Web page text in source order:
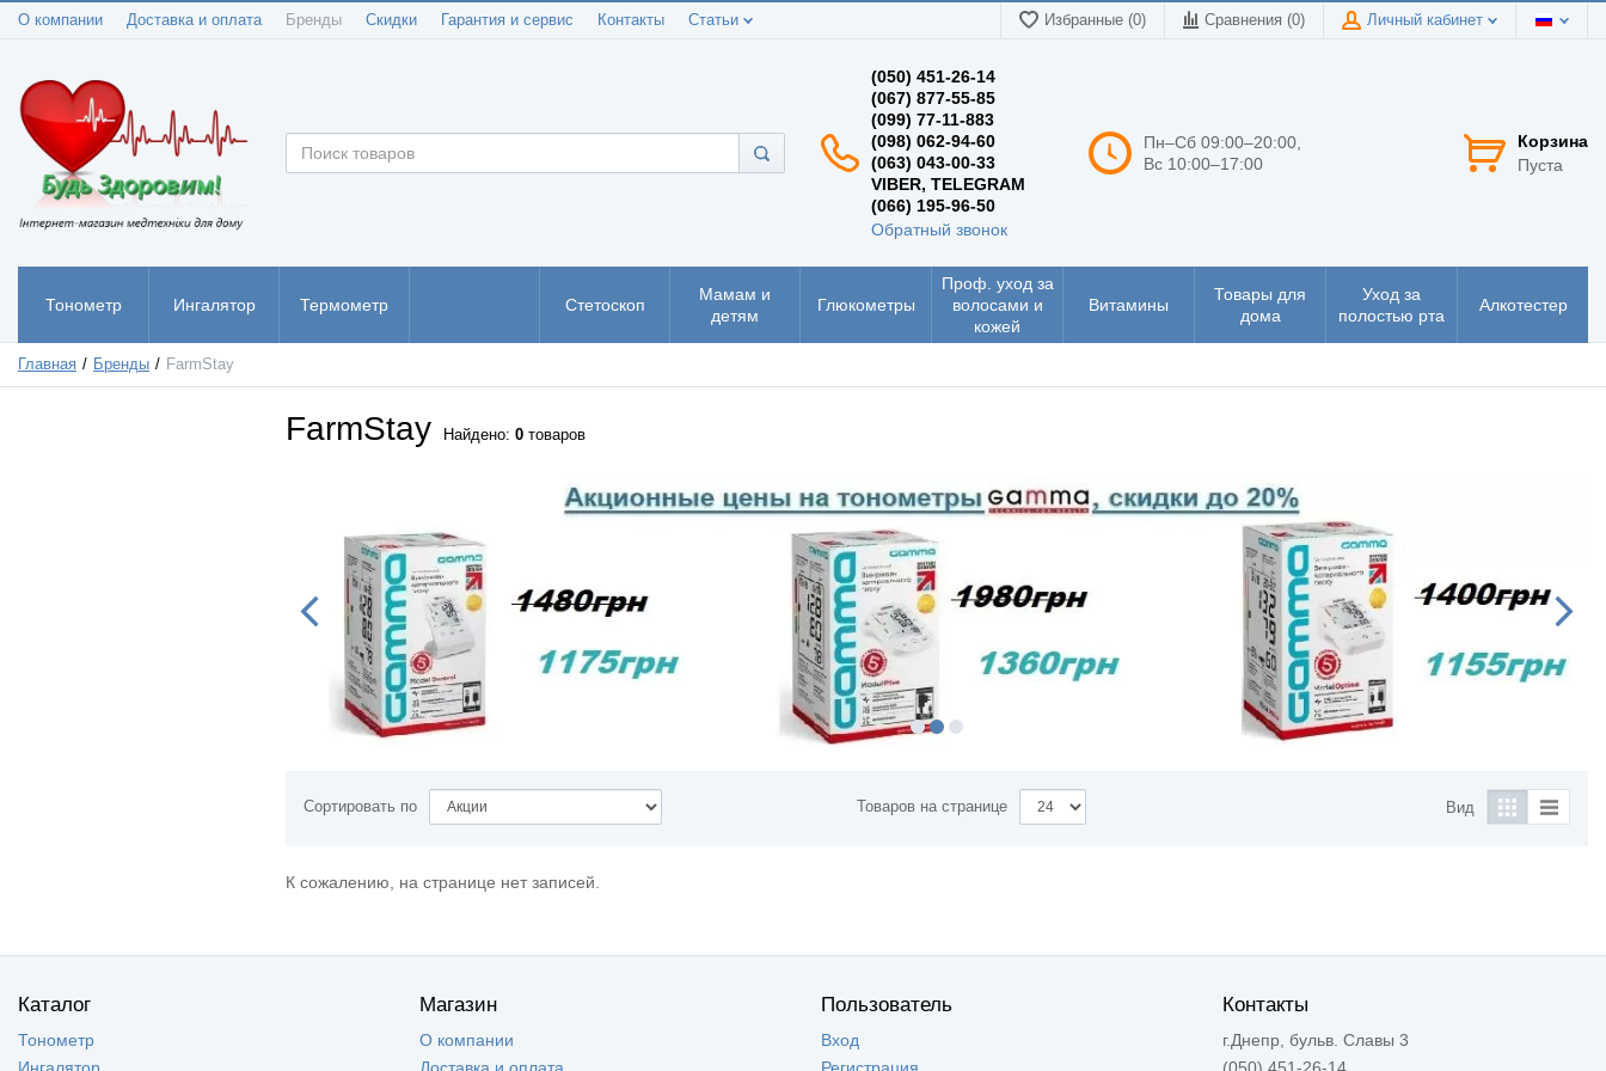
О компании Доставка и оплата Бренды Скидки Гарантия и сервис Контакты Статьи Избранные (0) Сравнения (0) Личный кабинет
(050) 451-26-14
(067) 877-55-85
(099) 77-11-883
(098) 062-94-60
(063) 043-00-33
VIBER, TELEGRAM
(066) 195-96-50
Обратный звонок
Пн–Сб 09:00–20:00,
Вс 10:00–17:00
Корзина
Пуста
Тонометр Ингалятор Термометр Стетоскоп
Мамам и
детям
Глюкометры
Проф. уход за
волосами и
кожей
Витамины
Товары для
дома
Уход за
полостью рта
Алкотестер
Главная Бренды FarmStay
FarmStay Найдено: 0 товаров
Сортировать по Товаров на странице Вид
К сожалению, на странице нет записей.
Каталог
Тонометр
Магазин
О компании
Пользователь
Вход
Контакты
г.Днепр, бульв. Славы 3